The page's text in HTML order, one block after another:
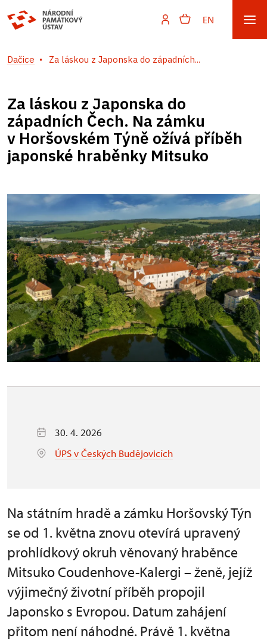
EN
Dačice Za láskou z Japonska do západních...
Za láskou z Japonska do
západních Čech. Na zámku
v Horšovském Týně ožívá příběh
japonské hraběnky Mitsuko
30. 4. 2026
ÚPS v Českých Budějovicích
Na státním hradě a zámku Horšovský Týn
se od 1. května znovu otevírá upravený
prohlídkový okruh věnovaný hraběnce
Mitsuko Coudenhove-Kalergi – ženě, jejíž
výjimečný životní příběh propojil
Japonsko s Evropou. Datum zahájení
přitom není náhodné. Právě 1. května